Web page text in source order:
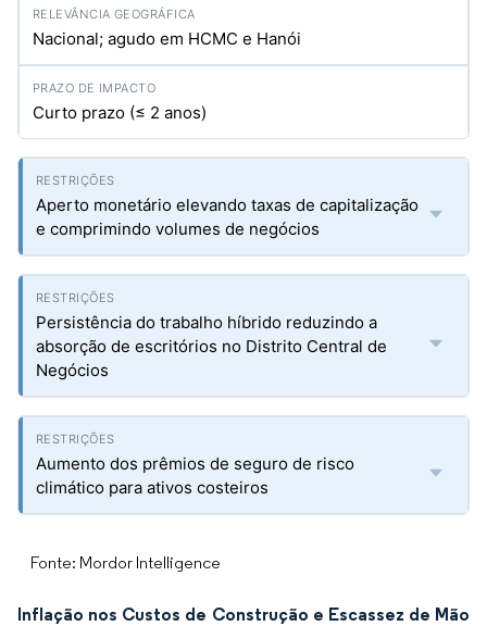
Nacional; agudo em HCMC e Hanói
Curto prazo (≤ 2 anos)
Aperto monetário elevando taxas de capitalização
e comprimindo volumes de negócios
Persistência do trabalho híbrido reduzindo a
absorção de escritórios no Distrito Central de
Negócios
Aumento dos prêmios de seguro de risco
climático para ativos costeiros
Fonte: Mordor Intelligence
Inflação nos Custos de Construção e Escassez de Mão